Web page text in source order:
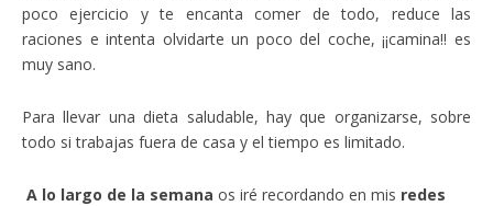
poco ejercicio y te encanta comer de todo, reduce las
raciones e intenta olvidarte un poco del coche, ¡¡camina!! es
muy sano.
Para llevar una dieta saludable, hay que organizarse, sobre
todo si trabajas fuera de casa y el tiempo es limitado.
A lo largo de la semana os iré recordando en mis redes